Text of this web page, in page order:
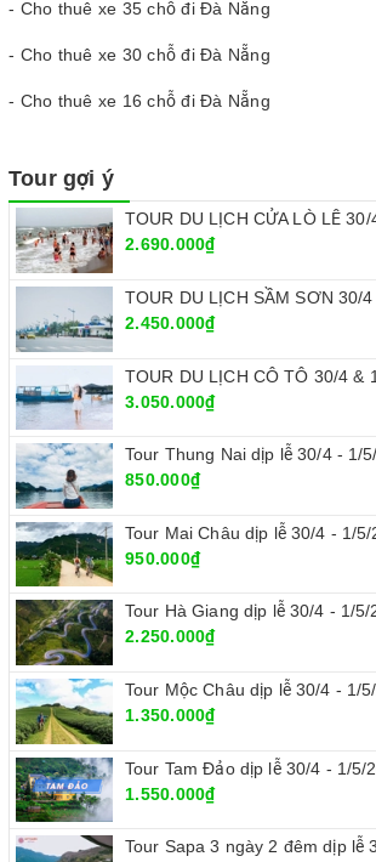
- Cho thuê xe 35 chỗ đi Đà Nẵng
- Cho thuê xe 30 chỗ đi Đà Nẵng
- Cho thuê xe 16 chỗ đi Đà Nẵng
Tour gợi ý
TOUR DU LỊCH CỬA LÒ LỄ
2.690.000₫
TOUR DU LỊCH SẦM SƠN 30/
2.450.000₫
TOUR DU LỊCH CÔ TÔ 30/4 &
3.050.000₫
Tour Thung Nai dịp lễ 30/4 - 1/
850.000₫
Tour Mai Châu dịp lễ 30/4 - 1/5/
950.000₫
Tour Hà Giang dịp lễ 30/4 - 1/5/
2.250.000₫
Tour Mộc Châu dịp lễ 30/4 - 1/
1.350.000₫
Tour Tam Đảo dịp lễ 30/4 - 1/5/
1.550.000₫
Tour Sapa 3 ngày 2 đêm dịp lễ